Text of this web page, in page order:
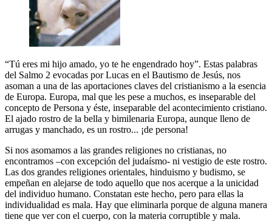
“Tú eres mi hijo amado, yo te he engendrado hoy”. Estas palabras
del Salmo 2 evocadas por Lucas en el Bautismo de Jesús, nos
asoman a una de las aportaciones claves del cristianismo a la esencia
de Europa. Europa, mal que les pese a muchos, es inseparable del
concepto de Persona y éste, inseparable del acontecimiento cristiano.
El ajado rostro de la bella y bimilenaria Europa, aunque lleno de
arrugas y manchado, es un rostro... ¡de persona!
Si nos asomamos a las grandes religiones no cristianas, no
encontramos –con excepción del judaísmo- ni vestigio de este rostro.
Las dos grandes religiones orientales, hinduismo y budismo, se
empeñan en alejarse de todo aquello que nos acerque a la unicidad
del individuo humano. Constatan este hecho, pero para ellas la
individualidad es mala. Hay que eliminarla porque de alguna manera
tiene que ver con el cuerpo, con la materia corruptible y mala.